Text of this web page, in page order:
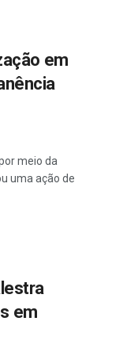
em
meio da
uma ação de
em